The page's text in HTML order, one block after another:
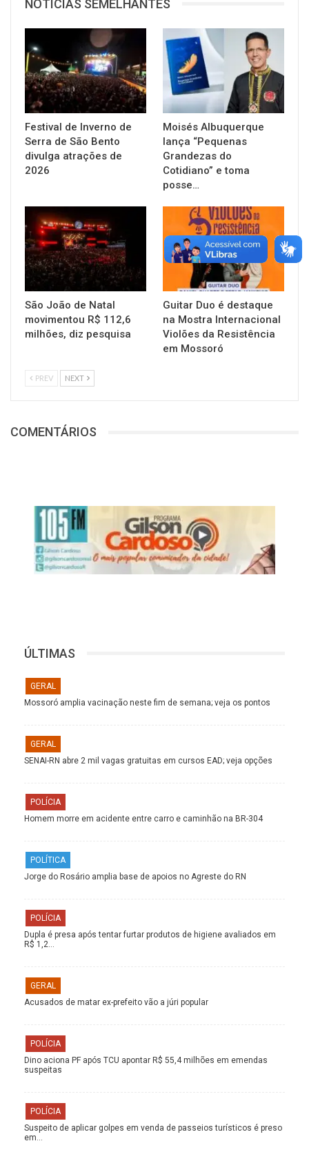
NOTÍCIAS SEMELHANTES
Festival de Inverno de
Serra de São Bento
divulga atrações de
2026
Moisés Albuquerque
lança “Pequenas
Grandezas do
Cotidiano” e toma
posse…
São João de Natal
movimentou R$ 112,6
milhões, diz pesquisa
Guitar Duo é destaque
na Mostra Internacional
Violões da Resistência
em Mossoró
PREV NEXT
COMENTÁRIOS
ÚLTIMAS
GERAL
Mossoró amplia vacinação neste fim de semana; veja os pontos
GERAL
SENAI-RN abre 2 mil vagas gratuitas em cursos EAD; veja opções
POLÍCIA
Homem morre em acidente entre carro e caminhão na BR-304
POLÍTICA
Jorge do Rosário amplia base de apoios no Agreste do RN
POLÍCIA
Dupla é presa após tentar furtar produtos de higiene avaliados em
R$ 1,2…
GERAL
Acusados de matar ex-prefeito vão a júri popular
POLÍCIA
Dino aciona PF após TCU apontar R$ 55,4 milhões em emendas
suspeitas
POLÍCIA
Suspeito de aplicar golpes em venda de passeios turísticos é preso
em…